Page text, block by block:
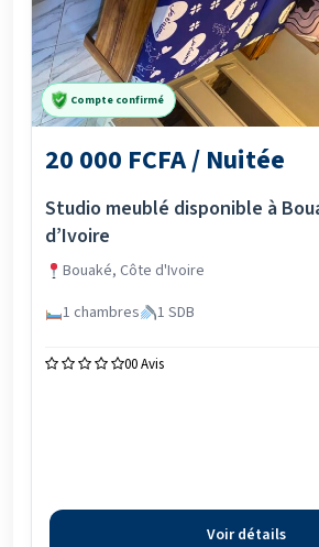
Compte confirmé
20 000 FCFA / Nuitée
Studio meublé disponible à
d’Ivoire
Bouaké, Côte d'Ivoire
1 chambres
1 SDB
00 Avis
Voir détails